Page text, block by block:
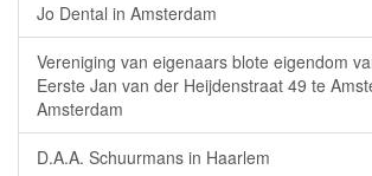
Jo Dental in Amsterdam
Vereniging van eigenaars blote eigendom
Eerste Jan van der Heijdenstraat 49 te
Amsterdam
D.A.A. Schuurmans in Haarlem